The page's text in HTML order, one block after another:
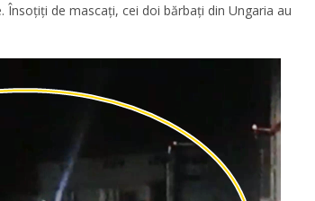
de mascați, cei doi bărbați din Ungaria au